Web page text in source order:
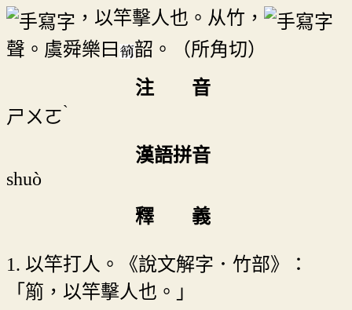
，以竿擊人也。从竹，
聲。虞舜樂曰
韶。（所角切）
注 音
ㄕㄨㄛˋ
漢語拼音
shuò
釋 義
1. 以竿打人。《說文解字．竹部》：
「箾，以竿擊人也。」